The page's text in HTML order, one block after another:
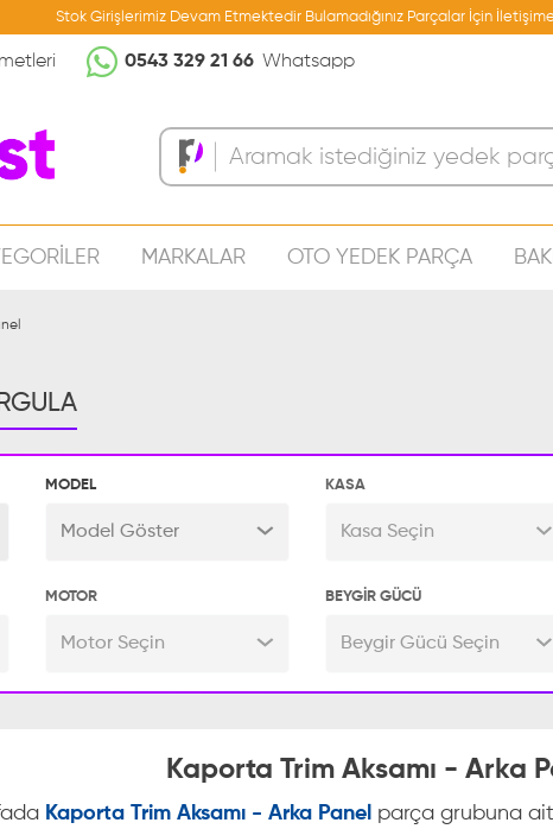
Stok Girişlerimiz Devam Etmektedir Bulamadığınız Parçalar İçin
0543 329 21 66 Whatsapp
MARKALAR OTO YEDEK PARÇA
MODEL
Model Göster
KASA
Kasa Seçin
MOTOR
Motor Seçin
BEYGİR GÜCÜ
Beygir Gücü Seçin
Kaporta Trim Aksamı - Arka
Kaporta Trim Aksamı - Arka Panel parça grubuna ait